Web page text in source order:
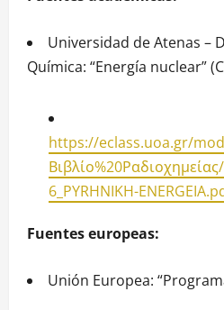
Universidad de Atenas –
Química: “Energía nuclear”
https://eclass.uoa.gr/
6_PYRHNIKH-
Fuentes europeas:
Unión Europea: